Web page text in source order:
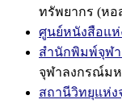
ทรัพยากร (หอ
ศูนย์หนังสือแห่
สำนักพิมพ์จุฬ
จุฬาลงกรณ์ม
สถานีวิทยุแห่ง